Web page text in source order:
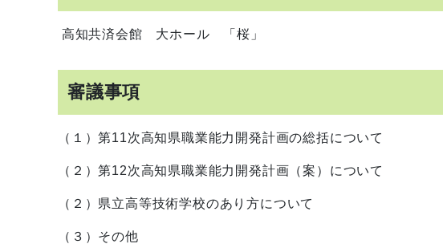
高知共済会館 大ホール 「桜」
審議事項
（１）第11次高知県職業能力開発計画の総括について
（２）第12次高知県職業能力開発計画（案）について
（２）県立高等技術学校のあり方について
（３）その他